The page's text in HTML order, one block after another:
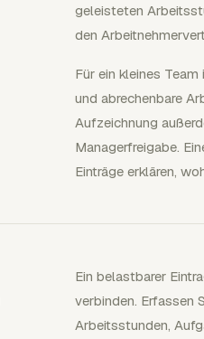
geleisteten
den
Für ein kleines
und abrechenbare
Aufzeichnung
Managerfreigabe.
Einträge erklären,
Ein belastbarer
verbinden. Erfassen
Arbeitsstunden,